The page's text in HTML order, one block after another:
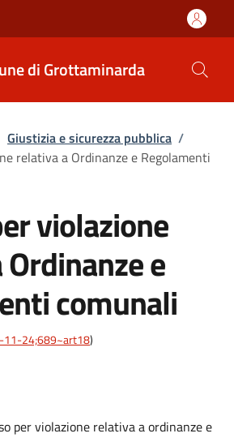
di Grottaminarda
Giustizia e sicurezza pubblica /
relativa a Ordinanze e Regolamenti
violazione
e
comunali
11-24;689~art18)
per violazione relativa a ordinanze e